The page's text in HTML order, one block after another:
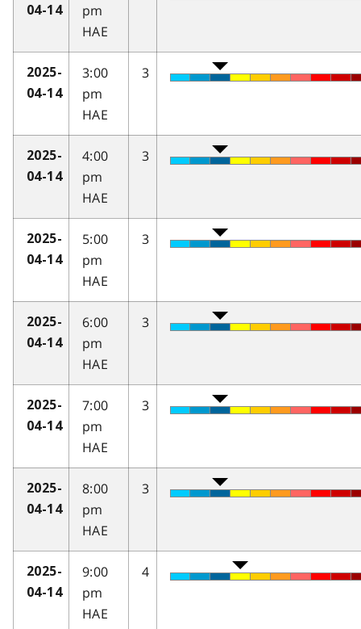
04-14
pm
HAE
2025-
04-14
3:00
pm
HAE
3
2025-
04-14
4:00
pm
HAE
3
2025-
04-14
5:00
pm
HAE
3
2025-
04-14
6:00
pm
HAE
3
2025-
04-14
7:00
pm
HAE
3
2025-
04-14
8:00
pm
HAE
3
2025-
04-14
9:00
pm
HAE
4